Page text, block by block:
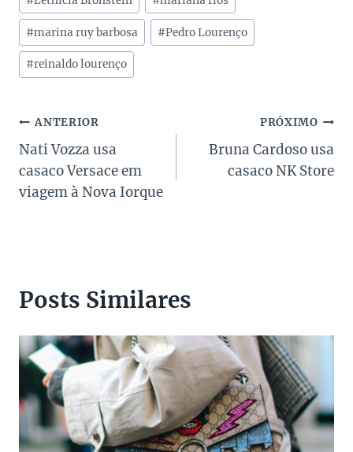
#marina ruy barbosa #Pedro Lourenço
#reinaldo lourenço
Navegação
de
Post
ANTERIOR
Nati Vozza usa
casaco Versace em
viagem à Nova Iorque
PRÓXIMO
Bruna Cardoso usa
casaco NK Store
Posts Similares